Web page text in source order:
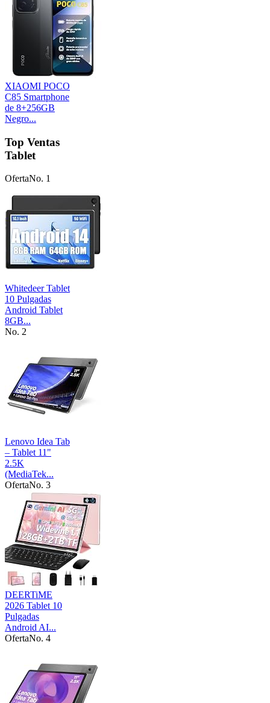
XIAOMI POCO
C85 Smartphone
de 8+256GB
Negro...
Top Ventas
Tablet
OfertaNo. 1
Whitedeer Tablet
10 Pulgadas
Android Tablet
8GB...
No. 2
Lenovo Idea Tab
– Tablet 11"
2.5K
(MediaTek...
OfertaNo. 3
DEERTiME
2026 Tablet 10
Pulgadas
Android AI...
OfertaNo. 4